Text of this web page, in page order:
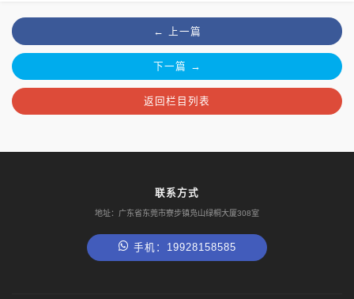
← 上一篇
下一篇 →
返回栏目列表
联系方式
地址：广东省东莞市寮步镇凫山绿桐大厦308室
手机：19928158585